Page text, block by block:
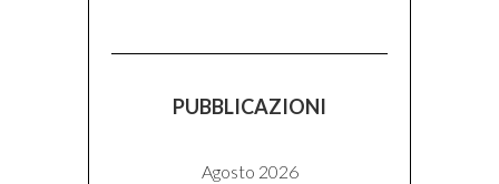
PUBBLICAZIONI
Agosto 2026